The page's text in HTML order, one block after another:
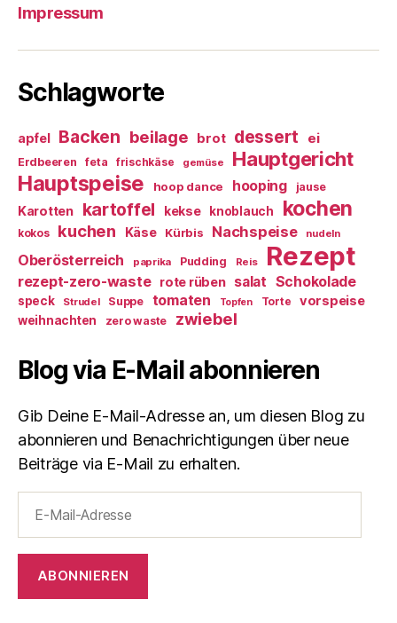
Impressum
Schlagworte
apfel Backen beilage brot dessert ei
Erdbeeren feta frischkäse gemüse Hauptgericht
Hauptspeise hoop dance hooping jause
Karotten kartoffel kekse knoblauch kochen
kokos kuchen Käse Kürbis Nachspeise nudeln
Oberösterreich paprika Pudding Reis Rezept
rezept-zero-waste rote rüben salat Schokolade
speck Strudel Suppe tomaten Topfen Torte vorspeise
weihnachten zero waste zwiebel
Blog via E-Mail abonnieren
Gib Deine E-Mail-Adresse an, um diesen Blog zu
abonnieren und Benachrichtigungen über neue
Beiträge via E-Mail zu erhalten.
Mail-
Adresse
ABONNIEREN